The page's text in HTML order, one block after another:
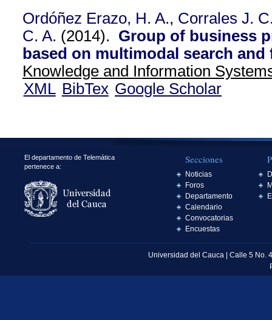
Ordóñez Erazo, H. A., Corrales J.
C. A. (2014). Group of business
based on multimodal search and
Knowledge and Information
XML BibTex Google Scholar
El departamento de Telemática
pertenece a:
Secciones
Noticias
Foros
Departamento
Calendario
Convocatorias
Encuestas
Universidad del Cauca | Calle 5 No.